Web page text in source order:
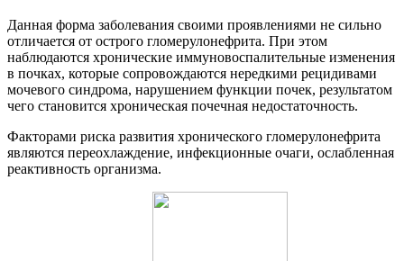
Данная форма заболевания своими проявлениями не сильно
отличается от острого гломерулонефрита. При этом
наблюдаются хронические иммуновоспалительные изменения
в почках, которые сопровождаются нередкими рецидивами
мочевого синдрома, нарушением функции почек, результатом
чего становится хроническая почечная недостаточность.
Факторами риска развития хронического гломерулонефрита
являются переохлаждение, инфекционные очаги, ослабленная
реактивность организма.